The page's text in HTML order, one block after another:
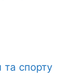
та спорту